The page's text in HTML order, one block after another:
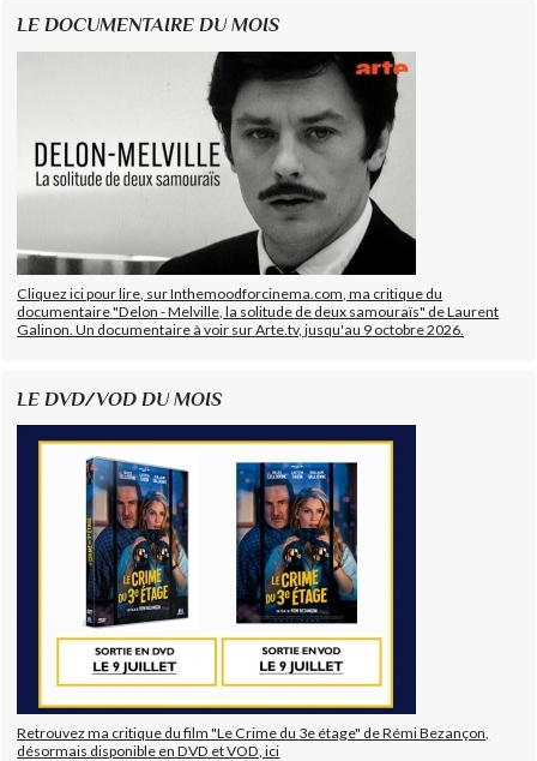
LE DOCUMENTAIRE DU MOIS
Cliquez ici pour lire, sur Inthemoodforcinema.com, ma critique du
documentaire "Delon - Melville, la solitude de deux samouraïs" de Laurent
Galinon. Un documentaire à voir sur Arte.tv, jusqu'au 9 octobre 2026.
LE DVD/VOD DU MOIS
Retrouvez ma critique du film "Le Crime du 3e étage" de Rémi Bezançon,
désormais disponible en DVD et VOD, ici